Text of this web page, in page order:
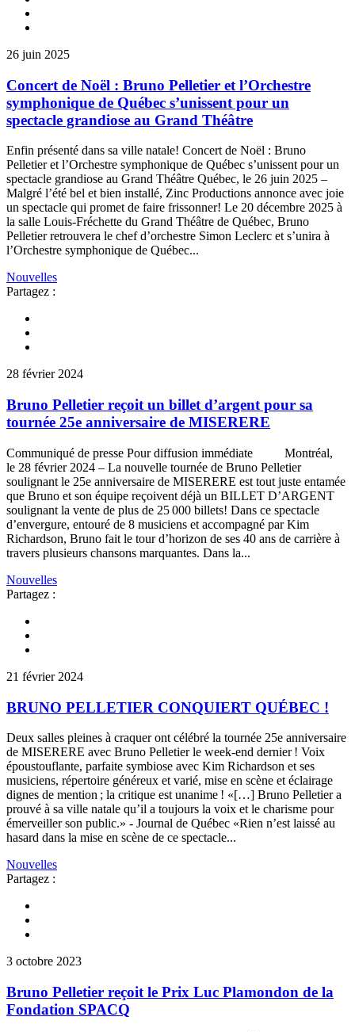
26 juin 2025
Concert de Noël : Bruno Pelletier et l’Orchestre
symphonique de Québec s’unissent pour un
spectacle grandiose au Grand Théâtre
Enfin présenté dans sa ville natale! Concert de Noël : Bruno
Pelletier et l’Orchestre symphonique de Québec s’unissent pour un
spectacle grandiose au Grand Théâtre Québec, le 26 juin 2025 –
Malgré l’été bel et bien installé, Zinc Productions annonce avec joie
un spectacle qui promet de faire frissonner! Le 20 décembre 2025 à
la salle Louis-Fréchette du Grand Théâtre de Québec, Bruno
Pelletier retrouvera le chef d’orchestre Simon Leclerc et s’unira à
l’Orchestre symphonique de Québec...
Nouvelles
Partagez :
28 février 2024
Bruno Pelletier reçoit un billet d’argent pour sa
tournée 25e anniversaire de MISERERE
Communiqué de presse Pour diffusion immédiate Montréal,
le 28 février 2024 – La nouvelle tournée de Bruno Pelletier
soulignant le 25e anniversaire de MISERERE est tout juste entamée
que Bruno et son équipe reçoivent déjà un BILLET D’ARGENT
soulignant la vente de plus de 25 000 billets! Dans ce spectacle
d’envergure, entouré de 8 musiciens et accompagné par Kim
Richardson, Bruno fait le tour d’horizon de ses 40 ans de carrière à
travers plusieurs chansons marquantes. Dans la...
Nouvelles
Partagez :
21 février 2024
BRUNO PELLETIER CONQUIERT QUÉBEC !
Deux salles pleines à craquer ont célébré la tournée 25e anniversaire
de MISERERE avec Bruno Pelletier le week-end dernier ! Voix
époustouflante, parfaite symbiose avec Kim Richardson et ses
musiciens, répertoire généreux et varié, mise en scène et éclairage
dignes de mention ; la critique est unanime ! «[…] Bruno Pelletier a
prouvé à sa ville natale qu’il a toujours la voix et le charisme pour
émerveiller son public.» - Journal de Québec «Rien n’est laissé au
hasard dans la mise en scène de ce spectacle...
Nouvelles
Partagez :
3 octobre 2023
Bruno Pelletier reçoit le Prix Luc Plamondon de la
Fondation SPACQ